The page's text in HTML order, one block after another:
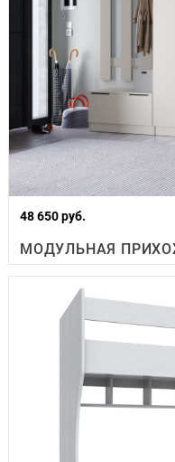
48 650 руб.
МОДУЛЬНАЯ